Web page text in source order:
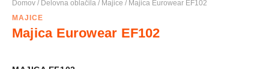
Domov / Delovna oblačila / Majice / Majica Eurowear EF102
MAJICE
Majica Eurowear EF102